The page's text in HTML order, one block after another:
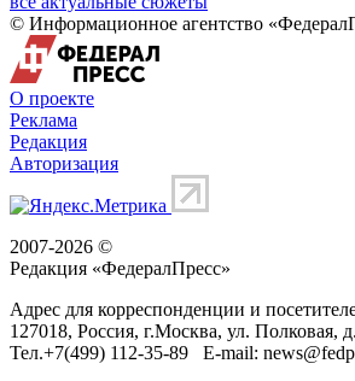
© Информационное агентство
О проекте
Реклама
Редакция
Авторизация
2007-2026 ©
Редакция «ФедералПресс»
Адрес для корреспонденции и
127018, Россия, г.Москва, ул. Полковая,
Тел.+7(499) 112-35-89 E-mail: